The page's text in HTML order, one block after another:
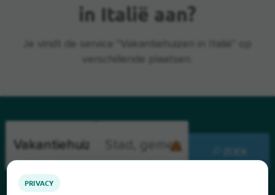
Huidige locatiein Italië aan?
ZOEK
PRIVACY